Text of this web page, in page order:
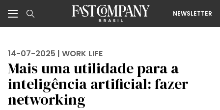
NEWSLETTER
14-07-2025 | WORK LIFE
Mais uma utilidade para a
inteligência artificial: fazer
networking